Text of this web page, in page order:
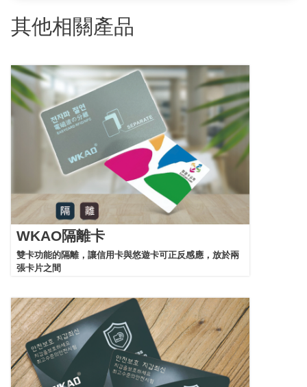
其他相關產品
WKAO隔離卡
雙卡功能的隔離，讓信用卡與悠遊卡可正反感應，放於兩
張卡片之間